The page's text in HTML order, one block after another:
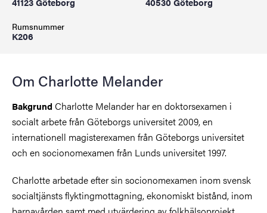
Rumsnummer
K206
Om Charlotte Melander
Bakgrund Charlotte Melander har en doktorsexamen i
socialt arbete från Göteborgs universitet 2009, en
internationell magisterexamen från Göteborgs universitet
och en socionomexamen från Lunds universitet 1997.
Charlotte arbetade efter sin socionomexamen inom svensk
socialtjänsts flyktingmottagning, ekonomiskt bistånd, inom